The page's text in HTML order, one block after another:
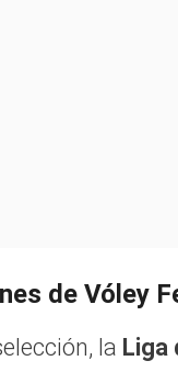
de Vóley
la Liga